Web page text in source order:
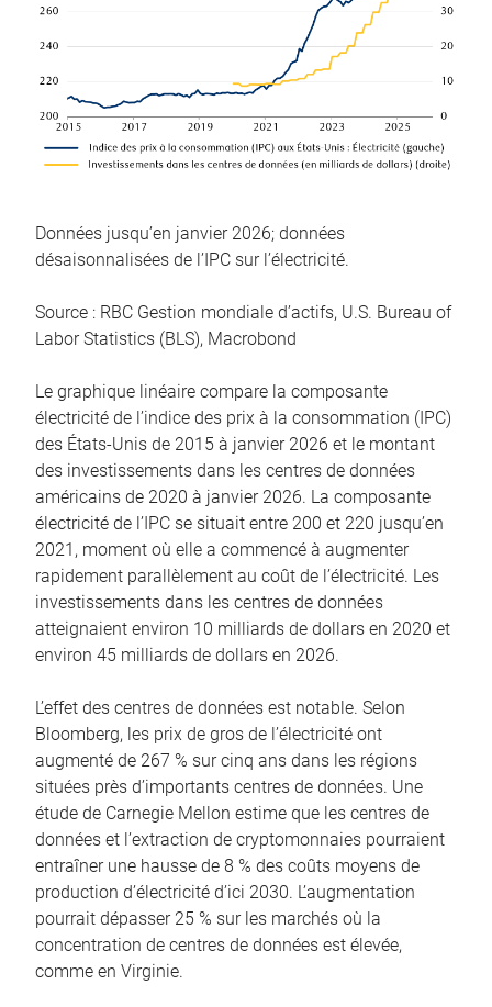
Données jusqu’en janvier 2026; données
désaisonnalisées de l’IPC sur l’électricité.
Source : RBC Gestion mondiale d’actifs, U.S. Bureau of
Labor Statistics (BLS), Macrobond
Le graphique linéaire compare la composante
électricité de l’indice des prix à la consommation (IPC)
des États-Unis de 2015 à janvier 2026 et le montant
des investissements dans les centres de données
américains de 2020 à janvier 2026. La composante
électricité de l’IPC se situait entre 200 et 220 jusqu’en
2021, moment où elle a commencé à augmenter
rapidement parallèlement au coût de l’électricité. Les
investissements dans les centres de données
atteignaient environ 10 milliards de dollars en 2020 et
environ 45 milliards de dollars en 2026.
L’effet des centres de données est notable. Selon
Bloomberg, les prix de gros de l’électricité ont
augmenté de 267 % sur cinq ans dans les régions
situées près d’importants centres de données. Une
étude de Carnegie Mellon estime que les centres de
données et l’extraction de cryptomonnaies pourraient
entraîner une hausse de 8 % des coûts moyens de
production d’électricité d’ici 2030. L’augmentation
pourrait dépasser 25 % sur les marchés où la
concentration de centres de données est élevée,
comme en Virginie.